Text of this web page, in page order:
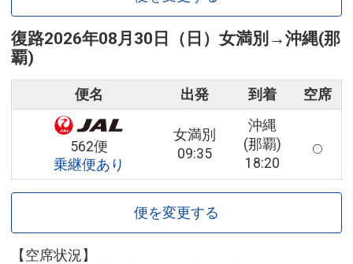
復路2026年08月30日（日） 女満別 →沖縄(那
覇)
便名 出発 到着 空席
562便
乗継便あり
女満別
09:35
沖縄
(那覇)
18:20
便を変更する
【空席状況】